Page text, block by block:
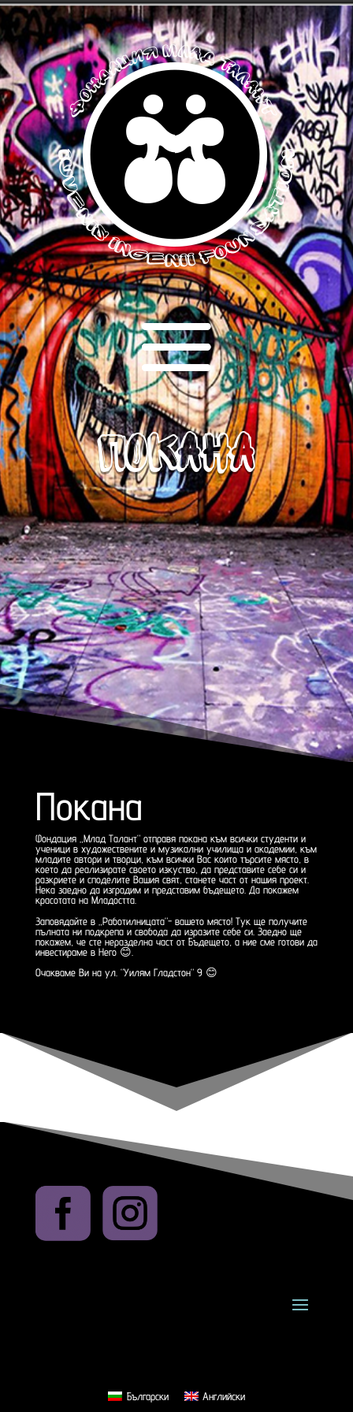
Покана
Покана
Фондация „Млад Талант“ отправя покана към всички студенти и
ученици в художествените и музикални училища и академии, към
младите автори и творци, към всички Вас които търсите място, в
което да реализирате своето изкуство, да представите себе си и
разкриете и споделите Вашия свят, станете част от нашия проект.
Нека заедно да изградим и представим бъдещето. Да покажем
красотата на Младостта.
Заповядайте в „Работилницата“- вашето място! Тук ще получите
пълната ни подкрепа и свобода да изразите себе си. Заедно ще
покажем, че сте неразделна част от Бъдещето, а ние сме готови да
инвестираме в Него 😊.
Очакваме Ви на ул. “Уилям Гладстон“ 9 😊
Български Английски